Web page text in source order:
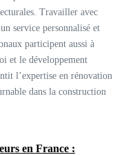
Travailler avec
service personnalisé et
participent aussi à
et le développement
l’expertise en rénovation
dans la construction
en France :